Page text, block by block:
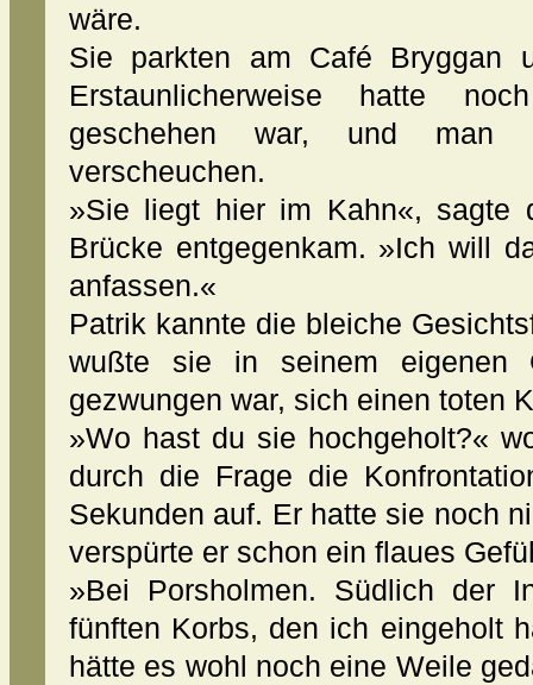
wäre.
Sie parkten am Café Bryggan
Erstaunlicherweise hatte
geschehen war, und man
verscheuchen.
»Sie liegt hier im Kahn«, sagte
Brücke entgegenkam. »Ich will
anfassen.«
Patrik kannte die bleiche
wußte sie in seinem eigenen
gezwungen war, sich einen toten
»Wo hast du sie hochgeholt?«
durch die Frage die
Sekunden auf. Er hatte sie noch
verspürte er schon ein flaues
»Bei Porsholmen. Südlich der
fünften Korbs, den ich eingeholt
hätte es wohl noch eine Weile